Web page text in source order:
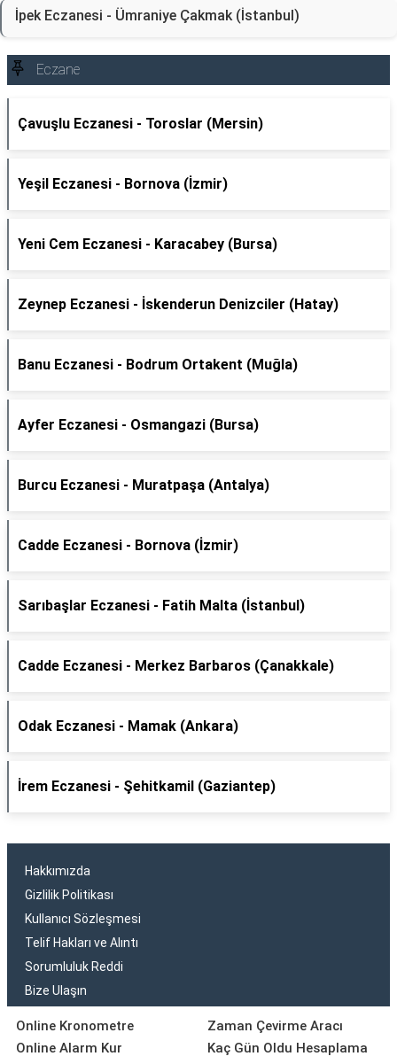
İpek Eczanesi - Ümraniye Çakmak (İstanbul)
Eczane
Çavuşlu Eczanesi - Toroslar (Mersin)
Yeşil Eczanesi - Bornova (İzmir)
Yeni Cem Eczanesi - Karacabey (Bursa)
Zeynep Eczanesi - İskenderun Denizciler (Hatay)
Banu Eczanesi - Bodrum Ortakent (Muğla)
Ayfer Eczanesi - Osmangazi (Bursa)
Burcu Eczanesi - Muratpaşa (Antalya)
Cadde Eczanesi - Bornova (İzmir)
Sarıbaşlar Eczanesi - Fatih Malta (İstanbul)
Cadde Eczanesi - Merkez Barbaros (Çanakkale)
Odak Eczanesi - Mamak (Ankara)
İrem Eczanesi - Şehitkamil (Gaziantep)
Hakkımızda
Gizlilik Politikası
Kullanıcı Sözleşmesi
Telif Hakları ve Alıntı
Sorumluluk Reddi
Bize Ulaşın
Online Kronometre
Online Alarm Kur
Zaman Çevirme Aracı
Kaç Gün Oldu Hesaplama